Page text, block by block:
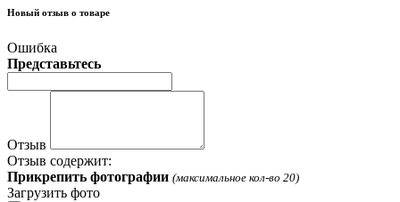
Новый отзыв о товаре
Ошибка
Представьтесь
Отзыв
Отзыв содержит:
Прикрепить фотографии (максимальное кол-во 20)
Загрузить фото